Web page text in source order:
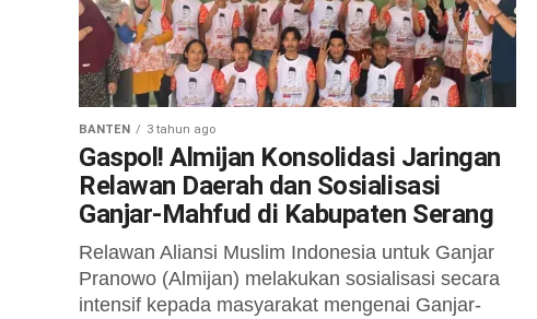
BANTEN 3 tahun ago
Gaspol! Almijan Konsolidasi Jaringan
Relawan Daerah dan Sosialisasi
Ganjar-Mahfud di Kabupaten Serang
Relawan Aliansi Muslim Indonesia untuk Ganjar
Pranowo (Almijan) melakukan sosialisasi secara
intensif kepada masyarakat mengenai Ganjar-